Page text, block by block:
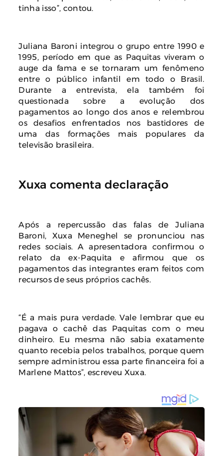
tinha isso”, contou.
Juliana Baroni integrou o grupo entre 1990 e
1995, período em que as Paquitas viveram o
auge da fama e se tornaram um fenômeno
entre o público infantil em todo o Brasil.
Durante a entrevista, ela também foi
questionada sobre a evolução dos
pagamentos ao longo dos anos e relembrou
os desafios enfrentados nos bastidores de
uma das formações mais populares da
televisão brasileira.
Xuxa comenta declaração
Após a repercussão das falas de Juliana
Baroni, Xuxa Meneghel se pronunciou nas
redes sociais. A apresentadora confirmou o
relato da ex-Paquita e afirmou que os
pagamentos das integrantes eram feitos com
recursos de seus próprios cachês.
“É a mais pura verdade. Vale lembrar que eu
pagava o cachê das Paquitas com o meu
dinheiro. Eu mesma não sabia exatamente
quanto recebia pelos trabalhos, porque quem
sempre administrou essa parte financeira foi a
Marlene Mattos”, escreveu Xuxa.